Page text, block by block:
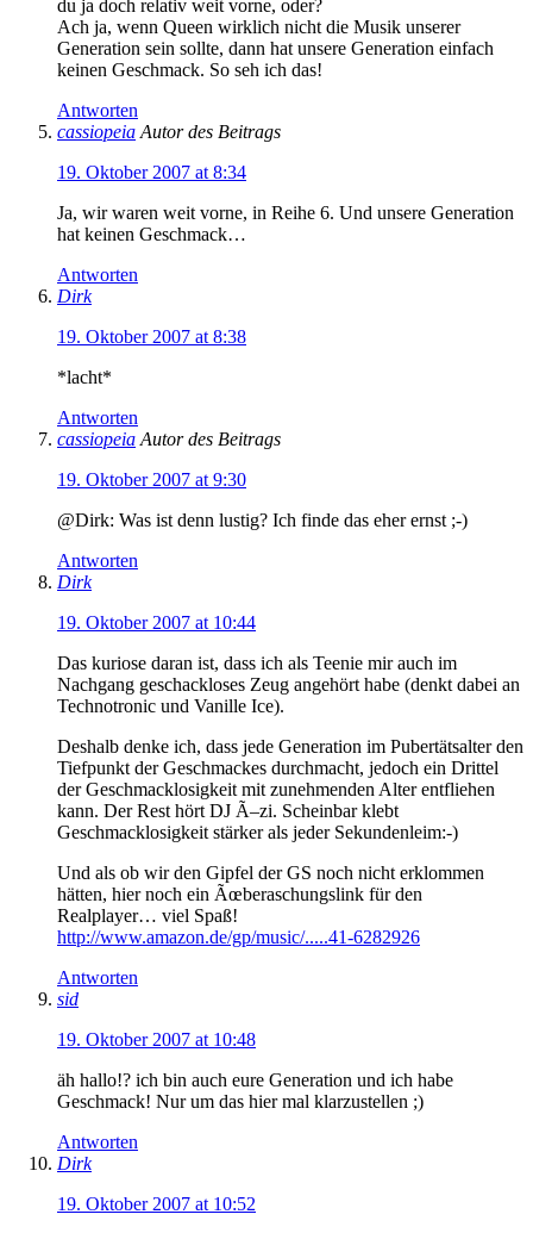
du ja doch relativ weit vorne, oder?
Ach ja, wenn Queen wirklich nicht die Musik unserer
Generation sein sollte, dann hat unsere Generation einfach
keinen Geschmack. So seh ich das!
Antworten
cassiopeia Autor des Beitrags
19. Oktober 2007 at 8:34
Ja, wir waren weit vorne, in Reihe 6. Und unsere Generation
hat keinen Geschmack…
Antworten
Dirk
19. Oktober 2007 at 8:38
*lacht*
Antworten
cassiopeia Autor des Beitrags
19. Oktober 2007 at 9:30
@Dirk: Was ist denn lustig? Ich finde das eher ernst ;-)
Antworten
Dirk
19. Oktober 2007 at 10:44
Das kuriose daran ist, dass ich als Teenie mir auch im
Nachgang geschackloses Zeug angehört habe (denkt dabei an
Technotronic und Vanille Ice).
Deshalb denke ich, dass jede Generation im Pubertätsalter den
Tiefpunkt der Geschmackes durchmacht, jedoch ein Drittel
der Geschmacklosigkeit mit zunehmenden Alter entfliehen
kann. Der Rest hört DJ Ã–zi. Scheinbar klebt
Geschmacklosigkeit stärker als jeder Sekundenleim:-)
Und als ob wir den Gipfel der GS noch nicht erklommen
hätten, hier noch ein Ãœberaschungslink für den
Realplayer… viel Spaß!
http://www.amazon.de/gp/music/.....41-6282926
Antworten
sid
19. Oktober 2007 at 10:48
äh hallo!? ich bin auch eure Generation und ich habe
Geschmack! Nur um das hier mal klarzustellen ;)
Antworten
Dirk
19. Oktober 2007 at 10:52